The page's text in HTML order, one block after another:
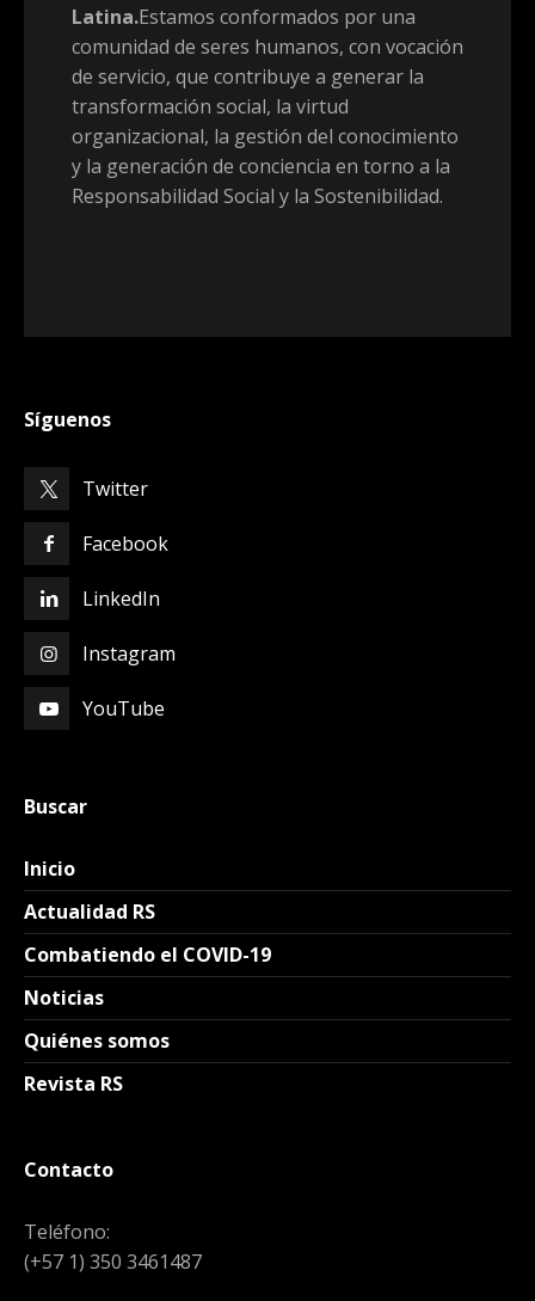
Latina.Estamos conformados por una
comunidad de seres humanos, con vocación
de servicio, que contribuye a generar la
transformación social, la virtud
organizacional, la gestión del conocimiento
y la generación de conciencia en torno a la
Responsabilidad Social y la Sostenibilidad.
Síguenos
Twitter
Facebook
LinkedIn
Instagram
YouTube
Buscar
Inicio
Actualidad RS
Combatiendo el COVID-19
Noticias
Quiénes somos
Revista RS
Contacto
Teléfono:
(+57 1) 350 3461487